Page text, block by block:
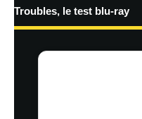
Troubles, le test blu-ray